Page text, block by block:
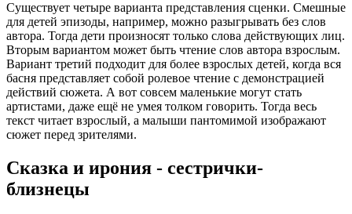
Существует четыре варианта представления сценки. Смешные
для детей эпизоды, например, можно разыгрывать без слов
автора. Тогда дети произносят только слова действующих лиц.
Вторым вариантом может быть чтение слов автора взрослым.
Вариант третий подходит для более взрослых детей, когда вся
басня представляет собой ролевое чтение с демонстрацией
действий сюжета. А вот совсем маленькие могут стать
артистами, даже ещё не умея толком говорить. Тогда весь
текст читает взрослый, а малыши пантомимой изображают
сюжет перед зрителями.
Сказка и ирония - сестрички-
близнецы